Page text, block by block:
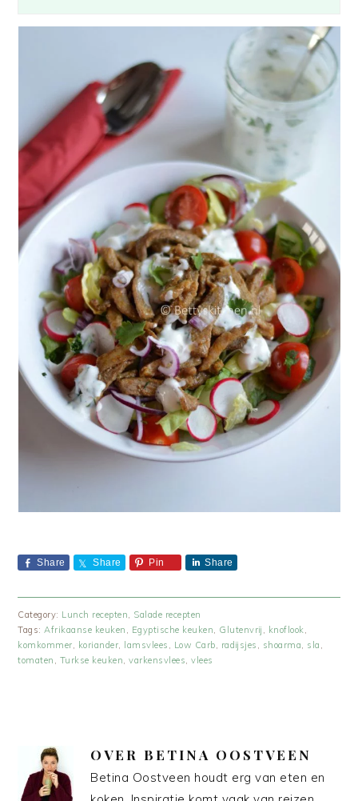
Share Share Pin Share
Category: Lunch recepten, Salade recepten
Tags:Afrikaanse keuken , Egyptische keuken, Glutenvrij , knoflook,
komkommer, koriander, lamsvlees , Low Carb, radijsjes , shoarma, sla ,
tomaten , Turkse keuken,varkensvlees,vlees
OVERBETINA OOSTVEEN
Betina Oostveen houdt erg van eten en